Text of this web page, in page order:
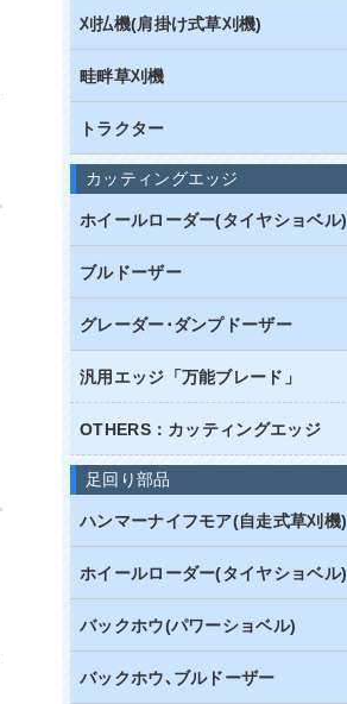
刈払機(肩掛け式草刈機)
畦畔草刈機
トラクター
カッティングエッジ
ホイールローダー(タイヤショベル)
ブルドーザー
グレーダー･ダンプドーザー
汎用エッジ「万能ブレード」
OTHERS：カッティングエッジ
足回り部品
ハンマーナイフモア(自走式草刈機)
ホイールローダー(タイヤショベル)
バックホウ(パワーショベル)
バックホウ､ブルドーザー